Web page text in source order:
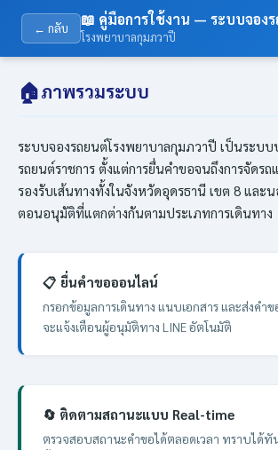
← กลับ 📖 คู่มือการใช้งาน — ระบบจอง
โรงพยาบาลกุมภวาปี
🏠ภาพรวมระบบ
ระบบจองรถยนต์โรงพยาบาลกุมภวาปี เป็นระบบ
รถยนต์ราชการ ตั้งแต่การยื่นคำขอจนถึงการจัดร
รองรับเส้นทางทั้งในจังหวัดอุดรธานี เขต 8 และ
ตอนอนุมัติที่แตกต่างกันตามประเภทการเดินทาง
📋 ยื่นคำขอออนไลน์
กรอกข้อมูลการเดินทาง แนบเอกสาร และส่งคำ
จะแจ้งเตือนผู้อนุมัติทาง LINE อัตโนมัติ
🔄 ติดตามสถานะแบบ Real-time
ตรวจสอบสถานะคำขอได้ตลอดเวลา ทราบได้